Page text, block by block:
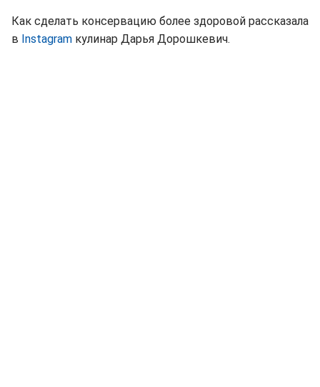
Как сделать консервацию более здоровой рассказала
в Instagram кулинар Дарья Дорошкевич.